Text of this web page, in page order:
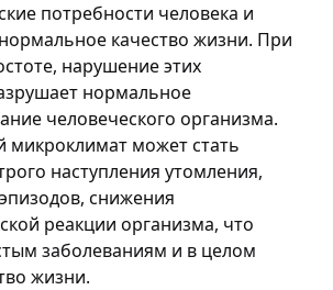
потребности человека и
качество жизни. При
нарушение этих
нормальное
человеческого организма.
может стать
наступления утомления,
снижения
реакции организма, что
заболеваниям и в целом
жизни.